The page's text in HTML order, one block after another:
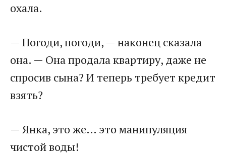
охала.
— Погоди, погоди, — наконец сказала
она. — Она продала квартиру, даже не
спросив сына? И теперь требует кредит
взять?
— Янка, это же… это манипуляция
чистой воды!